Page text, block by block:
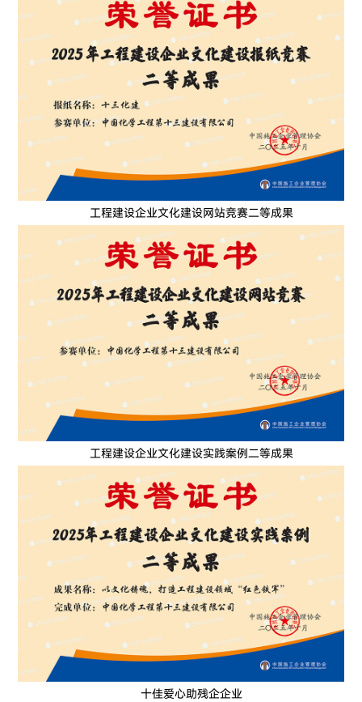
工程建设企业文化建设网站竞赛二等成果
工程建设企业文化建设实践案例二等成果
十佳爱心助残企企业